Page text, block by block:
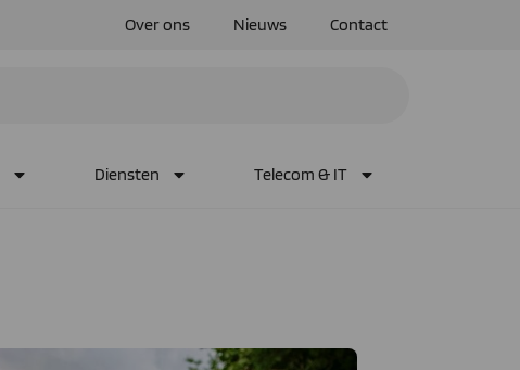
Over ons Nieuws Contact
Diensten Telecom & IT